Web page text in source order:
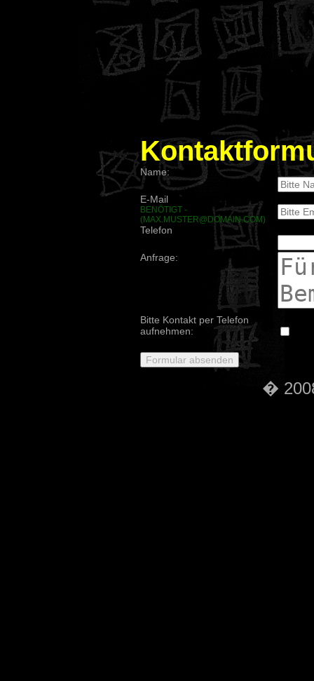
Name:
E-Mail
BENÖTIGT -
(MAX.MUSTER@DOMAIN.COM)
Telefon
Anfrage:
Bitte Kontakt per Telefon
aufnehmen:
�